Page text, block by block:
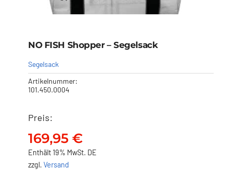
169,95
NO FISH Shopper – Segelsack
Segelsack
Artikelnummer:
101.450.0004
Preis:
169,95 €
Enthält 19% MwSt. DE
zzgl. Versand